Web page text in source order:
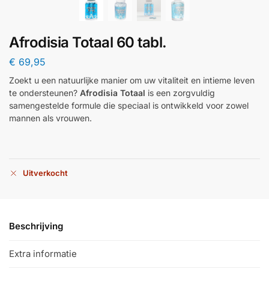
Afrodisia Totaal 60 tabl.
€ 69,95
Zoekt u een natuurlijke manier om uw vitaliteit en intieme leven
te ondersteunen? Afrodisia Totaal is een zorgvuldig
samengestelde formule die speciaal is ontwikkeld voor zowel
mannen als vrouwen.
Uitverkocht
Beschrijving
Extra informatie